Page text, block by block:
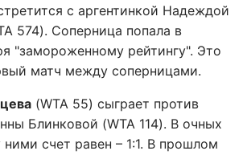
с аргентинкой Надеждой
574). Соперница попала в
"замороженному рейтингу". Это
матч между соперницами.
(WTA 55) сыграет против
Блинковой (WTA 114). В очных
счет равен – 1:1. В прошлом